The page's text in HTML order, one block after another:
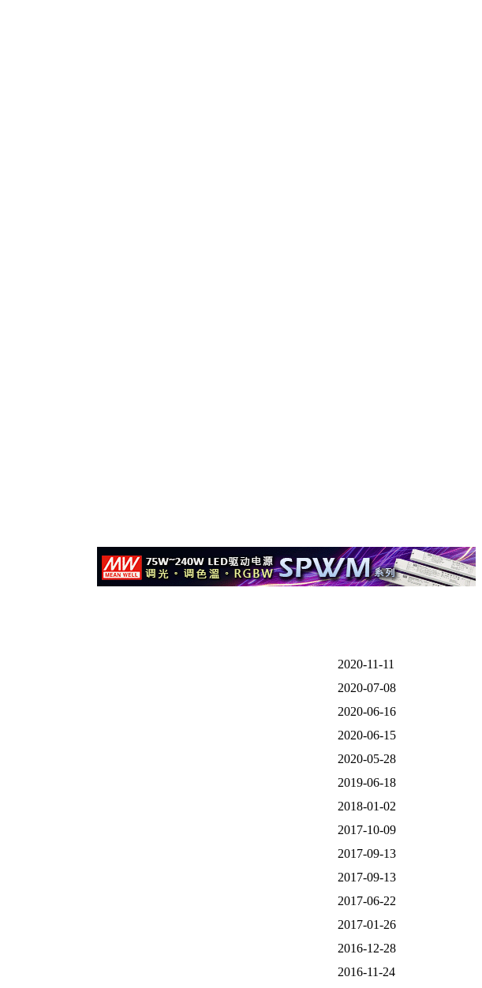
2020-11-11
2020-07-08
2020-06-16
2020-06-15
2020-05-28
2019-06-18
2018-01-02
2017-10-09
2017-09-13
2017-09-13
2017-06-22
2017-01-26
2016-12-28
2016-11-24